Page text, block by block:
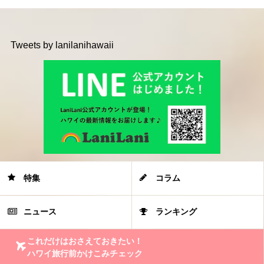
Tweets by lanilanihawaii
特集 コラム
ニュース ランキング
これだけはおさえておきたい！
ハワイ旅行前かけこみチェック